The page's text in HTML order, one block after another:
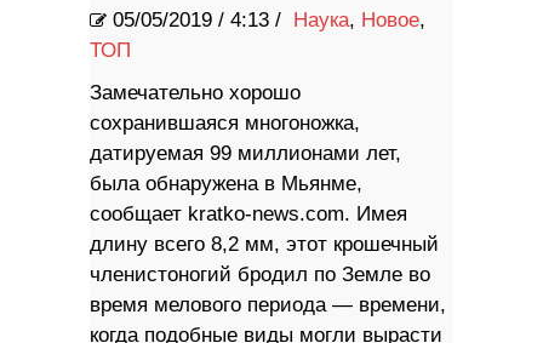
05/05/2019 / 4:13 / Наука, Новое,
ТОП
Замечательно хорошо
сохранившаяся многоножка,
датируемая 99 миллионами лет,
была обнаружена в Мьянме,
сообщает kratko-news.com. Имея
длину всего 8,2 мм, этот крошечный
членистоногий бродил по Земле во
время мелового периода — времени,
когда подобные виды могли вырасти